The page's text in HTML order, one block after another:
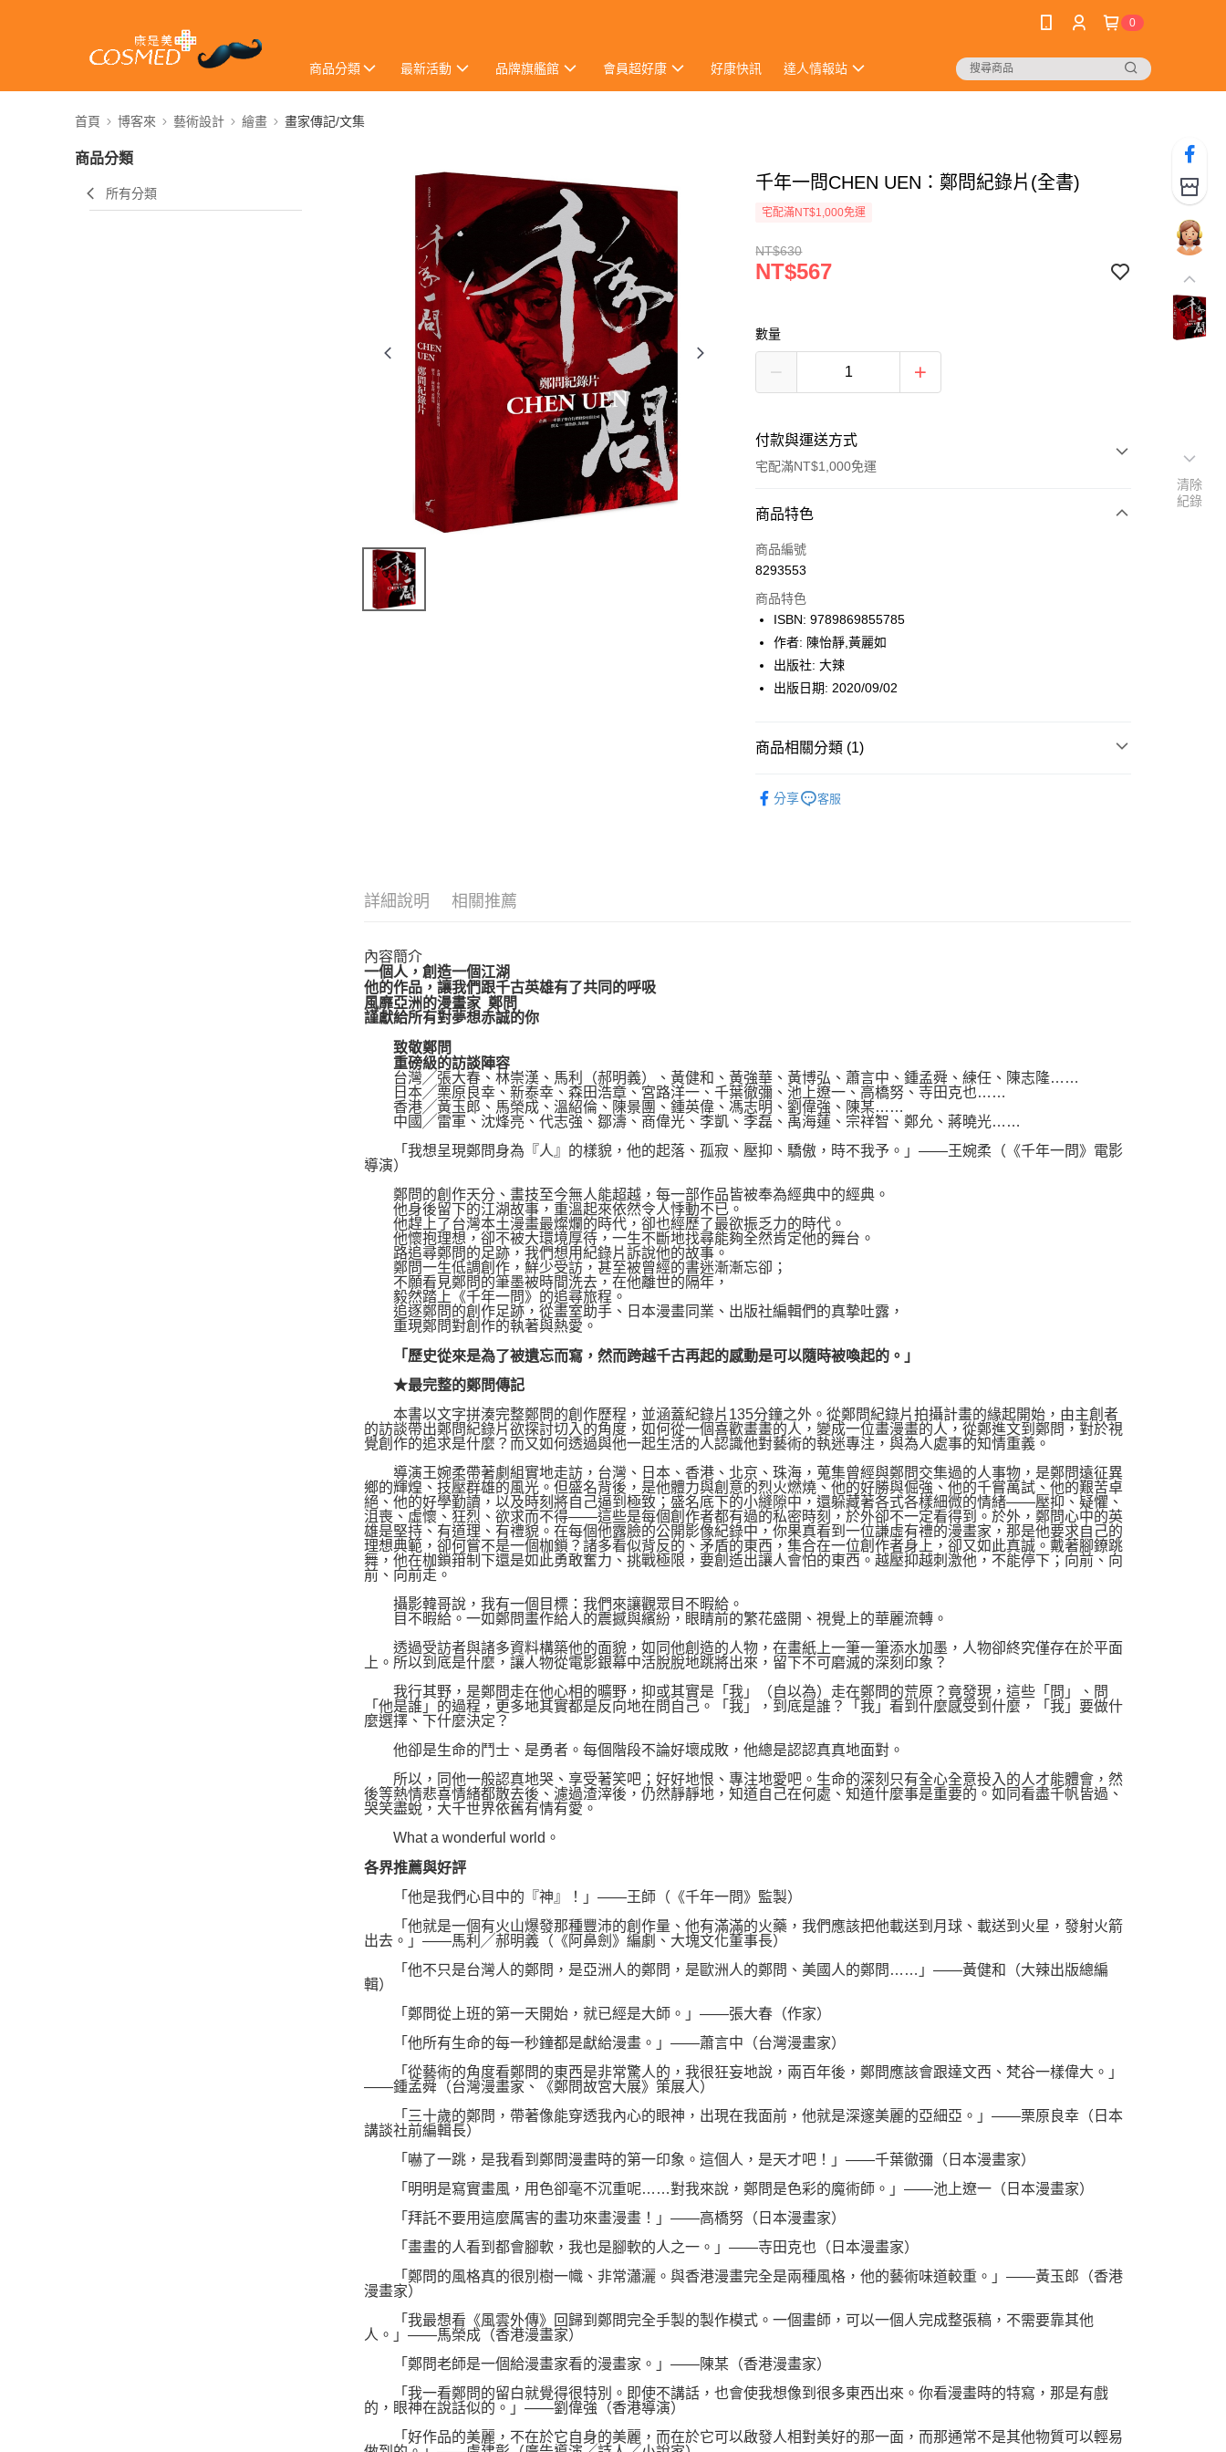
0
商品分類 最新活動 品牌旗艦館 會員超好康 好康快訊 達人情報站
首頁 博客來 藝術設計 繪畫 畫家傳記/文集
商品分類
所有分類
千年一問CHEN UEN：鄭問紀錄片(全書)
宅配滿NT$1,000免運
NT$630
NT$567
數量
付款與運送方式
宅配滿NT$1,000免運
付款方式
icash Pay
數位禮券
LINE Pay
Apple Pay
悠遊付
商品特色
商品編號
8293553
商品特色
ISBN: 9789869855785
作者: 陳怡靜,黃麗如
出版社: 大辣
出版日期: 2020/09/02
商品相關分類 (1)
分享
客服
詳細說明 相關推薦
內容簡介
一個人，創造一個江湖
他的作品，讓我們跟千古英雄有了共同的呼吸
風靡亞洲的漫畫家 鄭問
謹獻給所有對夢想赤誠的你
致敬鄭問
重磅級的訪談陣容
台灣╱張大春、林崇漢、馬利（郝明義）、黃健和、黃強華、黃博弘、蕭言中、鍾孟舜、練任、陳志隆……
日本╱栗原良幸、新泰幸、森田浩章、宮路洋一、千葉徹彌、池上遼一、高橋努、寺田克也……
香港╱黃玉郎、馬榮成、溫紹倫、陳景團、鍾英偉、馮志明、劉偉強、陳某……
中國╱雷軍、沈烽亮、代志強、鄒濤、商偉光、李凱、李磊、禹海蓮、宗祥智、鄭允、蔣曉光……
「我想呈現鄭問身為『人』的樣貌，他的起落、孤寂、壓抑、驕傲，時不我予。」――王婉柔（《千年一問》電影
導演）
鄭問的創作天分、畫技至今無人能超越，每一部作品皆被奉為經典中的經典。
他身後留下的江湖故事，重溫起來依然令人悸動不已。
他趕上了台灣本土漫畫最燦爛的時代，卻也經歷了最欲振乏力的時代。
他懷抱理想，卻不被大環境厚待，一生不斷地找尋能夠全然肯定他的舞台。
路追尋鄭問的足跡，我們想用紀錄片訴說他的故事。
鄭問一生低調創作，鮮少受訪，甚至被曾經的書迷漸漸忘卻；
不願看見鄭問的筆墨被時間洗去，在他離世的隔年，
毅然踏上《千年一問》的追尋旅程。
追逐鄭問的創作足跡，從畫室助手、日本漫畫同業、出版社編輯們的真摯吐露，
重現鄭問對創作的執著與熱愛。
「歷史從來是為了被遺忘而寫，然而跨越千古再起的感動是可以隨時被喚起的。」
★最完整的鄭問傳記
本書以文字拼湊完整鄭問的創作歷程，並涵蓋紀錄片135分鐘之外。從鄭問紀錄片拍攝計畫的緣起開始，由主創者
的訪談帶出鄭問紀錄片欲探討切入的角度，如何從一個喜歡畫畫的人，變成一位畫漫畫的人，從鄭進文到鄭問，對於視
覺創作的追求是什麼？而又如何透過與他一起生活的人認識他對藝術的執迷專注，與為人處事的知情重義。
導演王婉柔帶著劇組實地走訪，台灣、日本、香港、北京、珠海，蒐集曾經與鄭問交集過的人事物，是鄭問遠征異
鄉的輝煌、技壓群雄的風光。但盛名背後，是他體力與創意的烈火燃燒、他的好勝與倔強、他的千嘗萬試、他的艱苦卓
絕、他的好學勤讀，以及時刻將自己逼到極致；盛名底下的小縫隙中，還躲藏著各式各樣細微的情緒——壓抑、疑懼、
沮喪、虛懷、狂烈、欲求而不得——這些是每個創作者都有過的私密時刻，於外卻不一定看得到。於外，鄭問心中的英
雄是堅持、有道理、有禮貌。在每個他露臉的公開影像紀錄中，你果真看到一位謙虛有禮的漫畫家，那是他要求自己的
理想典範，卻何嘗不是一個枷鎖？諸多看似背反的、矛盾的東西，集合在一位創作者身上，卻又如此真誠。戴著腳鐐跳
舞，他在枷鎖箝制下還是如此勇敢奮力、挑戰極限，要創造出讓人會怕的東西。越壓抑越刺激他，不能停下；向前、向
前、向前走。
攝影韓哥說，我有一個目標：我們來讓觀眾目不暇給。
目不暇給。一如鄭問畫作給人的震撼與繽紛，眼睛前的繁花盛開、視覺上的華麗流轉。
透過受訪者與諸多資料構築他的面貌，如同他創造的人物，在畫紙上一筆一筆添水加墨，人物卻終究僅存在於平面
上。所以到底是什麼，讓人物從電影銀幕中活脫脫地跳將出來，留下不可磨滅的深刻印象？
我行其野，是鄭問走在他心相的曠野，抑或其實是「我」（自以為）走在鄭問的荒原？竟發現，這些「問」、問
「他是誰」的過程，更多地其實都是反向地在問自己。「我」，到底是誰？「我」看到什麼感受到什麼，「我」要做什
麼選擇、下什麼決定？
他卻是生命的鬥士、是勇者。每個階段不論好壞成敗，他總是認認真真地面對。
所以，同他一般認真地哭、享受著笑吧；好好地恨、專注地愛吧。生命的深刻只有全心全意投入的人才能體會，然
後等熱情悲喜情緒都散去後、濾過渣滓後，仍然靜靜地，知道自己在何處、知道什麼事是重要的。如同看盡千帆皆過、
哭笑盡蛻，大千世界依舊有情有愛。
What a wonderful world。
各界推薦與好評
「他是我們心目中的『神』！」――王師（《千年一問》監製）
「他就是一個有火山爆發那種豐沛的創作量、他有滿滿的火藥，我們應該把他載送到月球、載送到火星，發射火箭
出去。」――馬利╱郝明義（《阿鼻劍》編劇、大塊文化董事長）
「他不只是台灣人的鄭問，是亞洲人的鄭問，是歐洲人的鄭問、美國人的鄭問……」――黃健和（大辣出版總編
輯）
「鄭問從上班的第一天開始，就已經是大師。」――張大春（作家）
「他所有生命的每一秒鐘都是獻給漫畫。」――蕭言中（台灣漫畫家）
「從藝術的角度看鄭問的東西是非常驚人的，我很狂妄地說，兩百年後，鄭問應該會跟達文西、梵谷一樣偉大。」
――鍾孟舜（台灣漫畫家、《鄭問故宮大展》策展人）
「三十歲的鄭問，帶著像能穿透我內心的眼神，出現在我面前，他就是深邃美麗的亞細亞。」――栗原良幸（日本
講談社前編輯長）
「嚇了一跳，是我看到鄭問漫畫時的第一印象。這個人，是天才吧！」――千葉徹彌（日本漫畫家）
「明明是寫實畫風，用色卻毫不沉重呢……對我來說，鄭問是色彩的魔術師。」――池上遼一（日本漫畫家）
「拜託不要用這麼厲害的畫功來畫漫畫！」――高橋努（日本漫畫家）
「畫畫的人看到都會腳軟，我也是腳軟的人之一。」――寺田克也（日本漫畫家）
「鄭問的風格真的很別樹一幟、非常瀟灑。與香港漫畫完全是兩種風格，他的藝術味道較重。」――黃玉郎（香港
漫畫家）
「我最想看《風雲外傳》回歸到鄭問完全手製的製作模式。一個畫師，可以一個人完成整張稿，不需要靠其他
人。」――馬榮成（香港漫畫家）
「鄭問老師是一個給漫畫家看的漫畫家。」――陳某（香港漫畫家）
「我一看鄭問的留白就覺得很特別。即使不講話，也會使我想像到很多東西出來。你看漫畫時的特寫，那是有戲
的，眼神在說話似的。」――劉偉強（香港導演）
「好作品的美麗，不在於它自身的美麗，而在於它可以啟發人相對美好的那一面，而那通常不是其他物質可以輕易
清除
紀錄